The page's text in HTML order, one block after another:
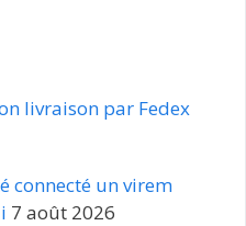
livraison par Fedex
connecté un virem
7 août 2026